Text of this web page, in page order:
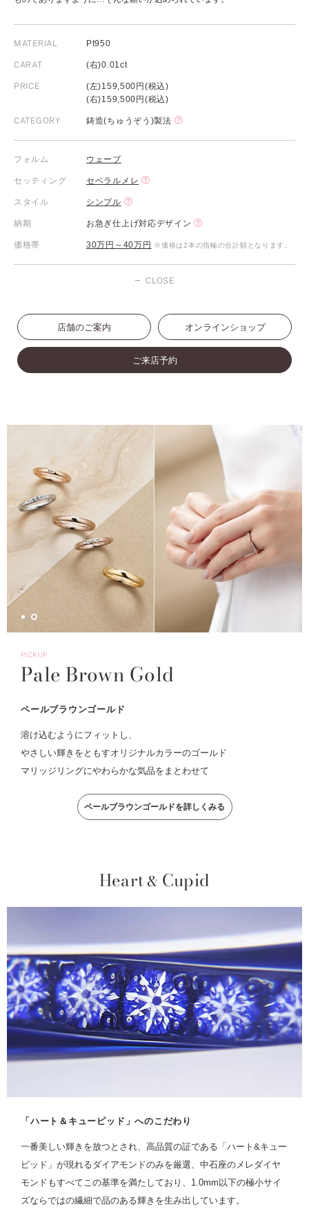
MATERIAL Pt950
CARAT (右)0.01ct
PRICE
(左)159,500円(税込)
(右)159,500円(税込)
CATEGORY 鋳造(ちゅうぞう)製法
フォルム ウェーブ
セッティング セベラルメレ
スタイル シンプル
納期 お急ぎ仕上げ対応デザイン
価格帯 30万円～40万円 ※価格は2本の指輪の合計額となります。
CLOSE
店舗のご案内 オンラインショップ
ご来店予約
PICKUP
Pale Brown Gold
ペールブラウンゴールド
溶け込むようにフィットし、
やさしい輝きをともすオリジナルカラーのゴールド
マリッジリングにやわらかな気品をまとわせて
ペールブラウンゴールドを詳しくみる
Heart& Cupid
「ハート＆キューピッド」へのこだわり
一番美しい輝きを放つとされ、高品質の証である「ハート&キュー
ピッド」が現れるダイアモンドのみを厳選、中石座のメレダイヤ
モンドもすべてこの基準を満たしており、1.0mm以下の極小サイ
ズならではの繊細で品のある輝きを生み出しています。